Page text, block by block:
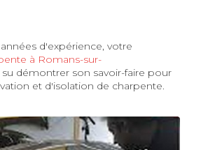
d'expérience, votre
à Romans-sur-
su démontrer son savoir-faire pour
et d'isolation de charpente.